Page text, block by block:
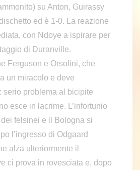
su Anton, Guirassy
ed è 1-0. La reazione
con Ndoye a ispirare per
di Duranville.
Ferguson e Orsolini, che
un miracolo e deve
serio problema al bicipite
esce in lacrime. L’infortunio
dei felsinei e il Bologna si
l’ingresso di Odgaard
alza ulteriormente il
ci prova in rovesciata e, dopo